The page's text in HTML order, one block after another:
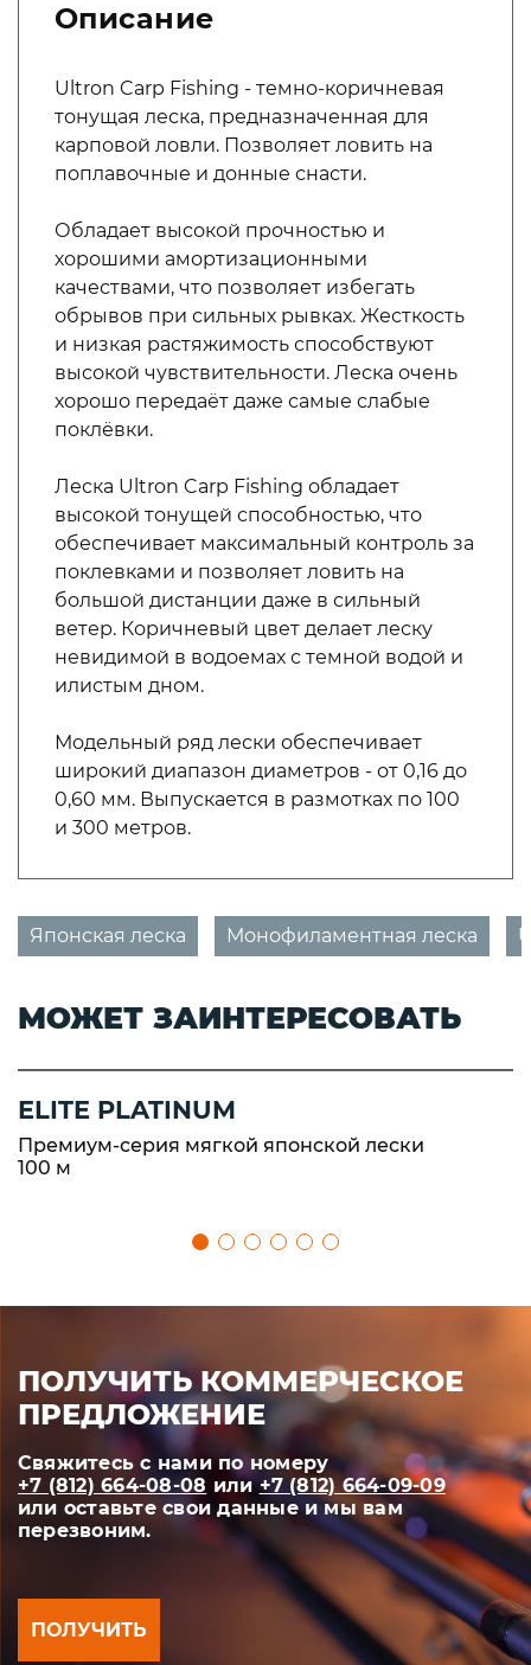
Описание
Ultron Carp Fishing - темно-коричневая
тонущая леска, предназначенная для
карповой ловли. Позволяет ловить на
поплавочные и донные снасти.
Обладает высокой прочностью и
хорошими амортизационными
качествами, что позволяет избегать
обрывов при сильных рывках. Жесткость
и низкая растяжимость способствуют
высокой чувствительности. Леска очень
хорошо передаёт даже самые слабые
поклёвки.
Леска Ultron Carp Fishing обладает
высокой тонущей способностью, что
обеспечивает максимальный контроль за
поклевками и позволяет ловить на
большой дистанции даже в сильный
ветер. Коричневый цвет делает леску
невидимой в водоемах с темной водой и
илистым дном.
Модельный ряд лески обеспечивает
широкий диапазон диаметров - от 0,16 до
0,60 мм. Выпускается в размотках по 100
и 300 метров.
Японская леска Монофиламентная леска
МОЖЕТ ЗАИНТЕРЕСОВАТЬ
ELITE PLATINUM
Премиум-серия мягкой японской лески
100 м
ПОЛУЧИТЬ КОММЕРЧЕСКОЕ
ПРЕДЛОЖЕНИЕ
Свяжитесь с нами по номеру
+7 (812) 664-08-08 или+7 (812) 664-09-09
или оставьте свои данные и мы вам
перезвоним.
ПОЛУЧИТЬ